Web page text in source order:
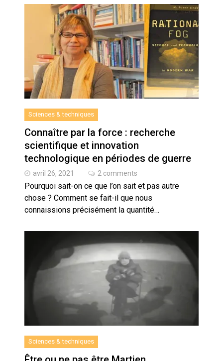
Sciences & techniques
Connaître par la force : recherche
scientifique et innovation
technologique en périodes de guerre
avril 26, 2021 2 comments
Pourquoi sait-on ce que l’on sait et pas autre
chose ? Comment se fait-il que nous
connaissions précisément la quantité…
Sciences & techniques